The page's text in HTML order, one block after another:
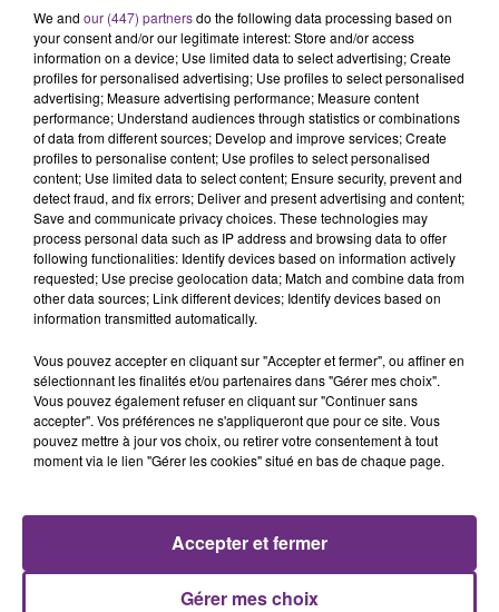
11h37
LA CENTRALE NUCLÉAIRE DE CHOOZ
TOUJOURS À L'ARRÊT
Cela fait déjà une semaine que la centrale
nucléaire ardennaise est à l'arrêt. Une situation
justifiée par la sécheresse intense qui est toujours
présente.
10h16
LE MAGASIN JOUÉCLUB DE REIMS FERME
C'était l'une des institutions du centre-ville
rémois. Le magasin JouéClub est contraint de
fermer ses portes.
TITRES DIFFUSÉS
We and our (447) partnersdo the following data processing based on
your consent and/or our legitimate interest: Store and/or access
information on a device; Use limited data to select advertising; Create
profiles for personalised advertising; Use profiles to select personalised
advertising; Measure advertising performance; Measure content
performance; Understand audiences through statistics or combinations
of data from different sources; Develop and improve services; Create
profiles to personalise content; Use profiles to select personalised
content; Use limited data to select content; Ensure security, prevent and
detect fraud, and fix errors; Deliver and present advertising and content;
Save and communicate privacy choices. These technologies may
process personal data such as IP address and browsing data to offer
following functionalities: Identify devices based on information actively
requested; Use precise geolocation data; Match and combine data from
other data sources; Link different devices; Identify devices based on
information transmitted automatically.
Vous pouvez accepter en cliquant sur "Accepter et fermer", ou affiner en
sélectionnant les finalités et/ou partenaires dans "Gérer mes choix".
Vous pouvez également refuser en cliquant sur "Continuer sans
accepter". Vos préférences ne s'appliqueront que pour ce site. Vous
pouvez mettre à jour vos choix, ou retirer votre consentement à tout
moment via le lien "Gérer les cookies" situé en bas de chaque page.
Gérer mes choix
Accepter et fermer